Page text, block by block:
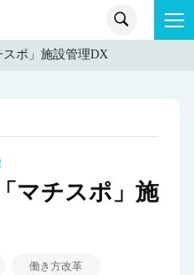
スポ」施設管理DX
マチスポ」施
働き方改革